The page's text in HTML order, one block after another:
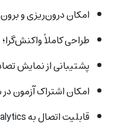
امکان درون‌ریزی و
طراحی کاملاً واکنش‌گرا؛
پشتیبانی از نمایش
امکان اشتراک آزمون‌
قابلیت اتصال به Google Analytics و MailChimp؛